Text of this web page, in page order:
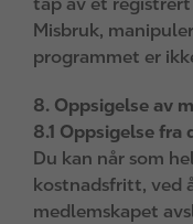
tap av et
Misbruk,
programmet er
8. Oppsigelse av
8.1 Oppsigelse fra
Du kan når som
kostnadsfritt, ved
medlemskapet